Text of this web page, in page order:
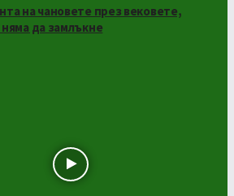
на чановете през вековете,
няма да замлъкне